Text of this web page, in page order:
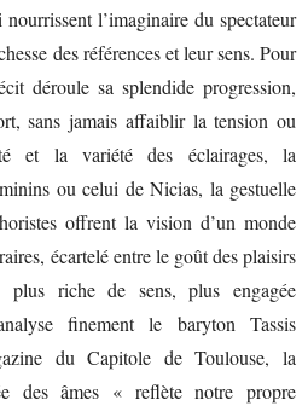
l’imaginaire du spectateur
des références et leur sens. Pour
déroule sa splendide progression,
sans jamais affaiblir la tension ou
et la variété des éclairages, la
ou celui de Nicias, la gestuelle
offrent la vision d’un monde
écartelé entre le goût des plaisirs
plus riche de sens, plus engagée
finement le baryton Tassis
du Capitole de Toulouse, la
des âmes « reflète notre propre